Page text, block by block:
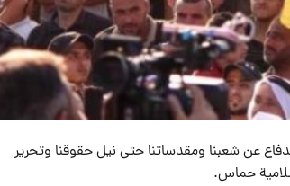
6 ، أنها ماضية على عهد الجهاد للدفاع عن شعبنا ومقدساتنا حتى نيل حقوقنا وتحرير
حماس.